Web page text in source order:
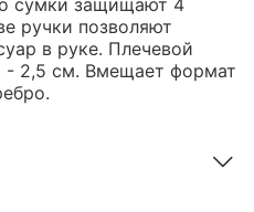
ручки позволяют
в руке. Плечевой
2,5 см. Вмещает формат